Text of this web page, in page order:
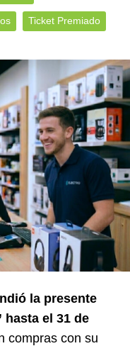
Ticket Premiado
la presente
hasta el 31 de
compras con su